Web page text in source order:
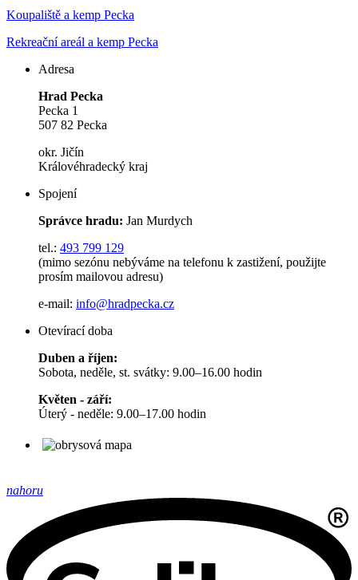
Koupaliště a kemp Pecka
Rekreační areál a kemp Pecka
Adresa
Hrad Pecka
Pecka 1
507 82 Pecka
okr. Jičín
Královéhradecký kraj
Spojení
Správce hradu: Jan Murdych
tel.: 493 799 129
(mimo sezónu nebýváme na telefonu k zastižení, použijte
prosím mailovou adresu)
e-mail: info@hradpecka.cz
Otevírací doba
Duben a říjen:
Sobota, neděle, st. svátky: 9.00–16.00 hodin
Květen - září:
Úterý - neděle: 9.00–17.00 hodin
nahoru